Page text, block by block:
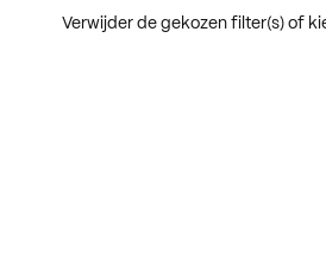
Verwijder de gekozen filter(s) of